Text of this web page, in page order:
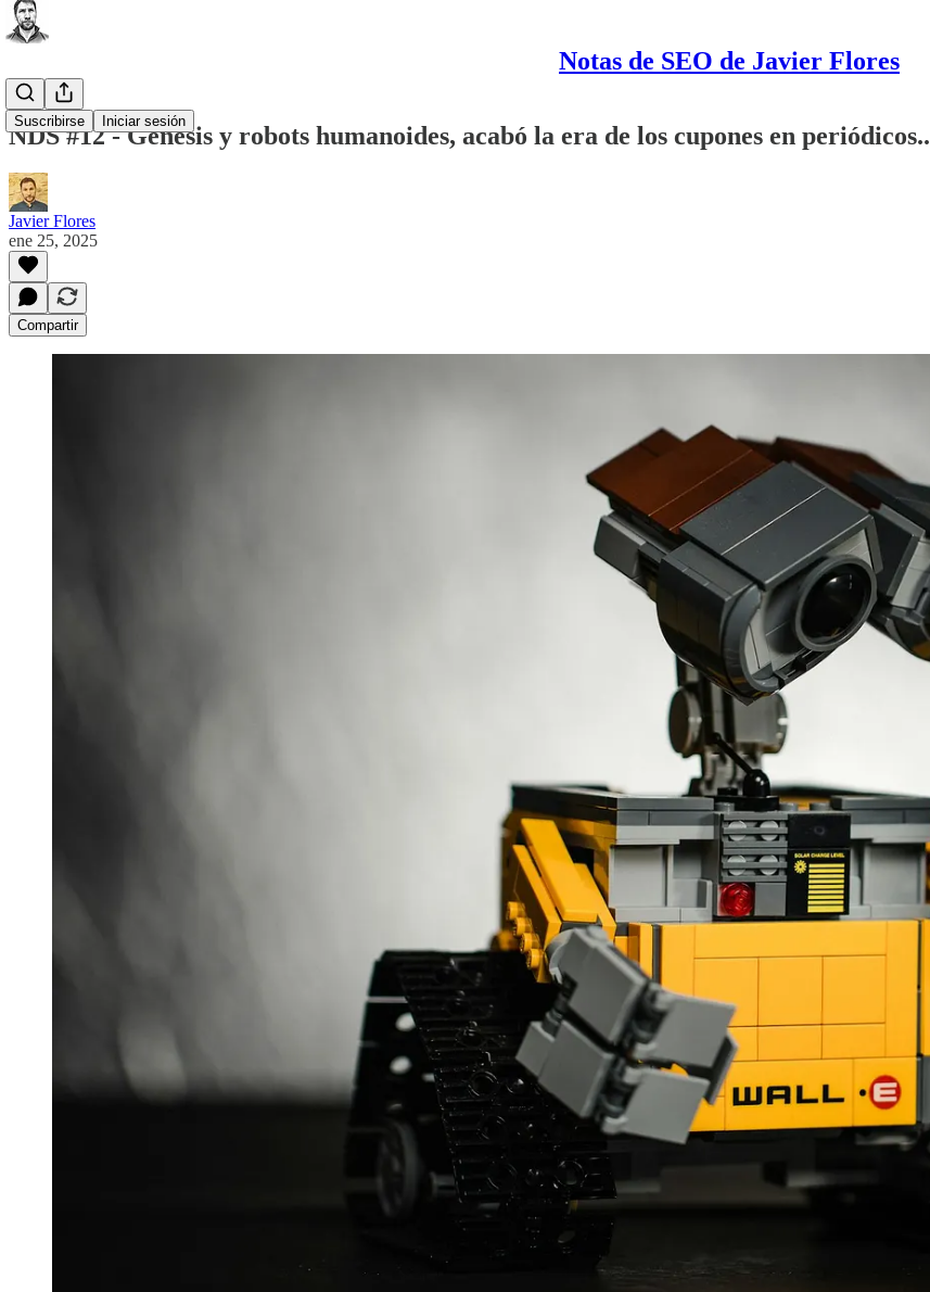
Notas de SEO de Javier Flores
Suscribirse Iniciar sesión
NDS #12 - Genesis y robots humanoides, acabó la era de los cupones en periódicos..
Javier Flores
ene 25, 2025
Compartir